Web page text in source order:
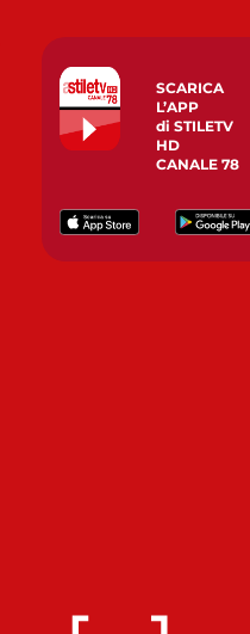
SCARICA
L’APP
di STILETV
HD
CANALE 78